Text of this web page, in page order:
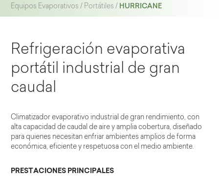
Equipos Evaporativos / Portátiles / HURRICANE
Refrigeración evaporativa
portátil industrial de gran
caudal
Climatizador evaporativo industrial de gran rendimiento, con
alta capacidad de caudal de aire y amplia cobertura, diseñado
para quienes necesitan enfriar ambientes amplios de forma
económica, eficiente y respetuosa con el medio ambiente.
PRESTACIONES PRINCIPALES